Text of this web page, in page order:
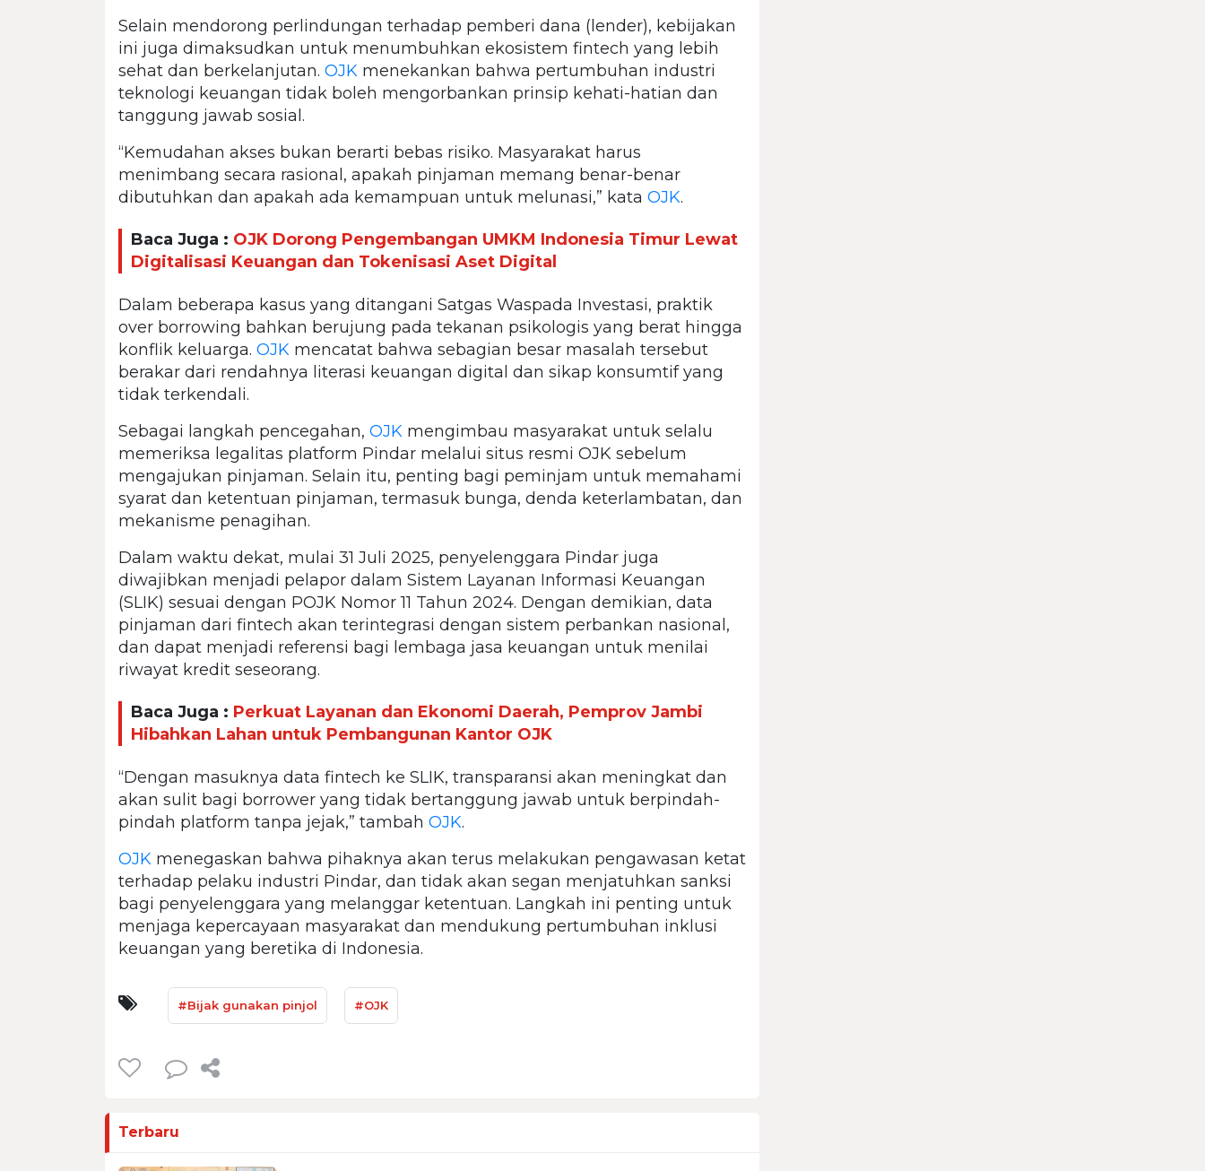
Selain mendorong perlindungan terhadap pemberi dana (lender), kebijakan
ini juga dimaksudkan untuk menumbuhkan ekosistem fintech yang lebih
sehat dan berkelanjutan. OJK menekankan bahwa pertumbuhan industri
teknologi keuangan tidak boleh mengorbankan prinsip kehati-hatian dan
tanggung jawab sosial.
“Kemudahan akses bukan berarti bebas risiko. Masyarakat harus
menimbang secara rasional, apakah pinjaman memang benar-benar
dibutuhkan dan apakah ada kemampuan untuk melunasi,” kata OJK.
Baca Juga : OJK Dorong Pengembangan UMKM Indonesia Timur Lewat
Digitalisasi Keuangan dan Tokenisasi Aset Digital
Dalam beberapa kasus yang ditangani Satgas Waspada Investasi, praktik
over borrowing bahkan berujung pada tekanan psikologis yang berat hingga
konflik keluarga. OJK mencatat bahwa sebagian besar masalah tersebut
berakar dari rendahnya literasi keuangan digital dan sikap konsumtif yang
tidak terkendali.
Sebagai langkah pencegahan, OJK mengimbau masyarakat untuk selalu
memeriksa legalitas platform Pindar melalui situs resmi OJK sebelum
mengajukan pinjaman. Selain itu, penting bagi peminjam untuk memahami
syarat dan ketentuan pinjaman, termasuk bunga, denda keterlambatan, dan
mekanisme penagihan.
Dalam waktu dekat, mulai 31 Juli 2025, penyelenggara Pindar juga
diwajibkan menjadi pelapor dalam Sistem Layanan Informasi Keuangan
(SLIK) sesuai dengan POJK Nomor 11 Tahun 2024. Dengan demikian, data
pinjaman dari fintech akan terintegrasi dengan sistem perbankan nasional,
dan dapat menjadi referensi bagi lembaga jasa keuangan untuk menilai
riwayat kredit seseorang.
Baca Juga : Perkuat Layanan dan Ekonomi Daerah, Pemprov Jambi
Hibahkan Lahan untuk Pembangunan Kantor OJK
“Dengan masuknya data fintech ke SLIK, transparansi akan meningkat dan
akan sulit bagi borrower yang tidak bertanggung jawab untuk berpindah-
pindah platform tanpa jejak,” tambah OJK.
OJK menegaskan bahwa pihaknya akan terus melakukan pengawasan ketat
terhadap pelaku industri Pindar, dan tidak akan segan menjatuhkan sanksi
bagi penyelenggara yang melanggar ketentuan. Langkah ini penting untuk
menjaga kepercayaan masyarakat dan mendukung pertumbuhan inklusi
keuangan yang beretika di Indonesia.
#Bijak gunakan pinjol #OJK
Terbaru